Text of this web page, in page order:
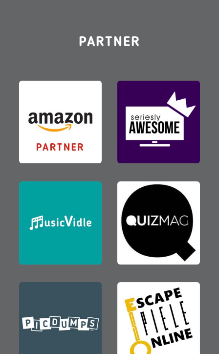
PARTNER